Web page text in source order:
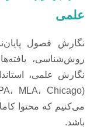
علمی
نگارش فصول
روش‌شناسی،
نگارش علمی،
می‌کنیم که محتوا
باشد.